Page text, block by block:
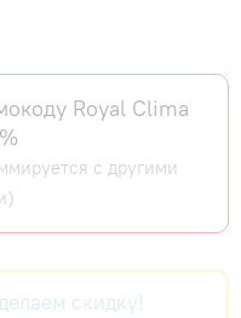
Royal Clima
с другими
скидку!